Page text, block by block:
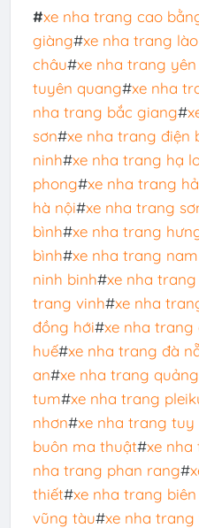
#xe nha trang cao
giàng#xe nha trang
châu#xe nha trang yên
tuyên quang#xe nha
nha trang bắc giang#
sơn#xe nha trang điện
ninh#xe nha trang hạ
phong#xe nha trang
hà nội#xe nha trang
bình#xe nha trang
bình#xe nha trang
ninh binh#xe nha
trang vinh#xe nha
đồng hới#xe nha trang
huế#xe nha trang đà
an#xe nha trang
tum#xe nha trang
nhơn#xe nha trang tuy
buôn ma thuật#xe
nha trang phan rang#
thiết#xe nha trang
vũng tàu#xe nha trang